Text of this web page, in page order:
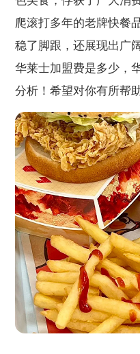
爬滚打多年的老牌快餐
稳了脚跟，还展现出广
华莱士加盟费是多少，
分析！希望对你有所帮